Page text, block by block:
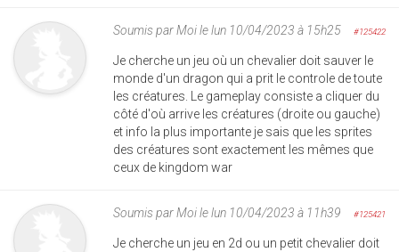
Soumis parMoile lun 10/04/2023 à 15h25 #125422
Je cherche un jeu où un chevalier doit sauver le
monde d'un dragon qui a prit le controle de toute
les créatures. Le gameplay consiste a cliquer du
côté d'où arrive les créatures (droite ou gauche)
et info la plus importante je sais que les sprites
des créatures sont exactement les mêmes que
ceux de kingdom war
Soumis parMoile lun 10/04/2023 à 11h39 #125421
Je cherche un jeu en 2d ou un petit chevalier doit